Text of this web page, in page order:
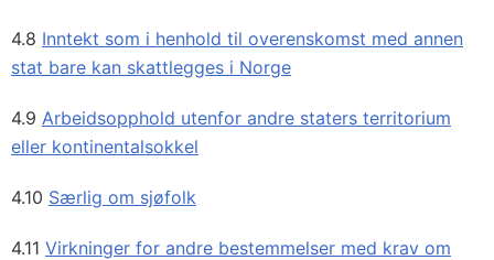
4.8 Inntekt som i henhold til overenskomst med annen
stat bare kan skattlegges i Norge
4.9 Arbeidsopphold utenfor andre staters territorium
eller kontinentalsokkel
4.10 Særlig om sjøfolk
4.11 Virkninger for andre bestemmelser med krav om